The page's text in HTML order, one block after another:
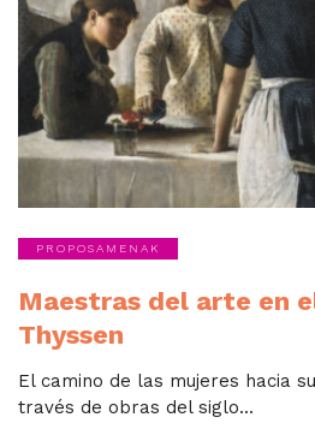
PROPOSAMENAK
Maestras del arte en
Thyssen
El camino de las mujeres hacia
través de obras del siglo...